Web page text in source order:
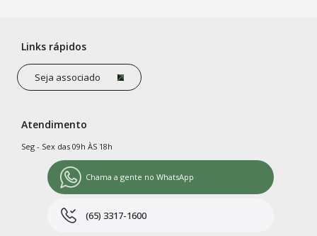
Links rápidos
Seja associado
Atendimento
Seg - Sex das 09h ÀS 18h
Chama a gente no WhatsApp
(65) 3317-1600